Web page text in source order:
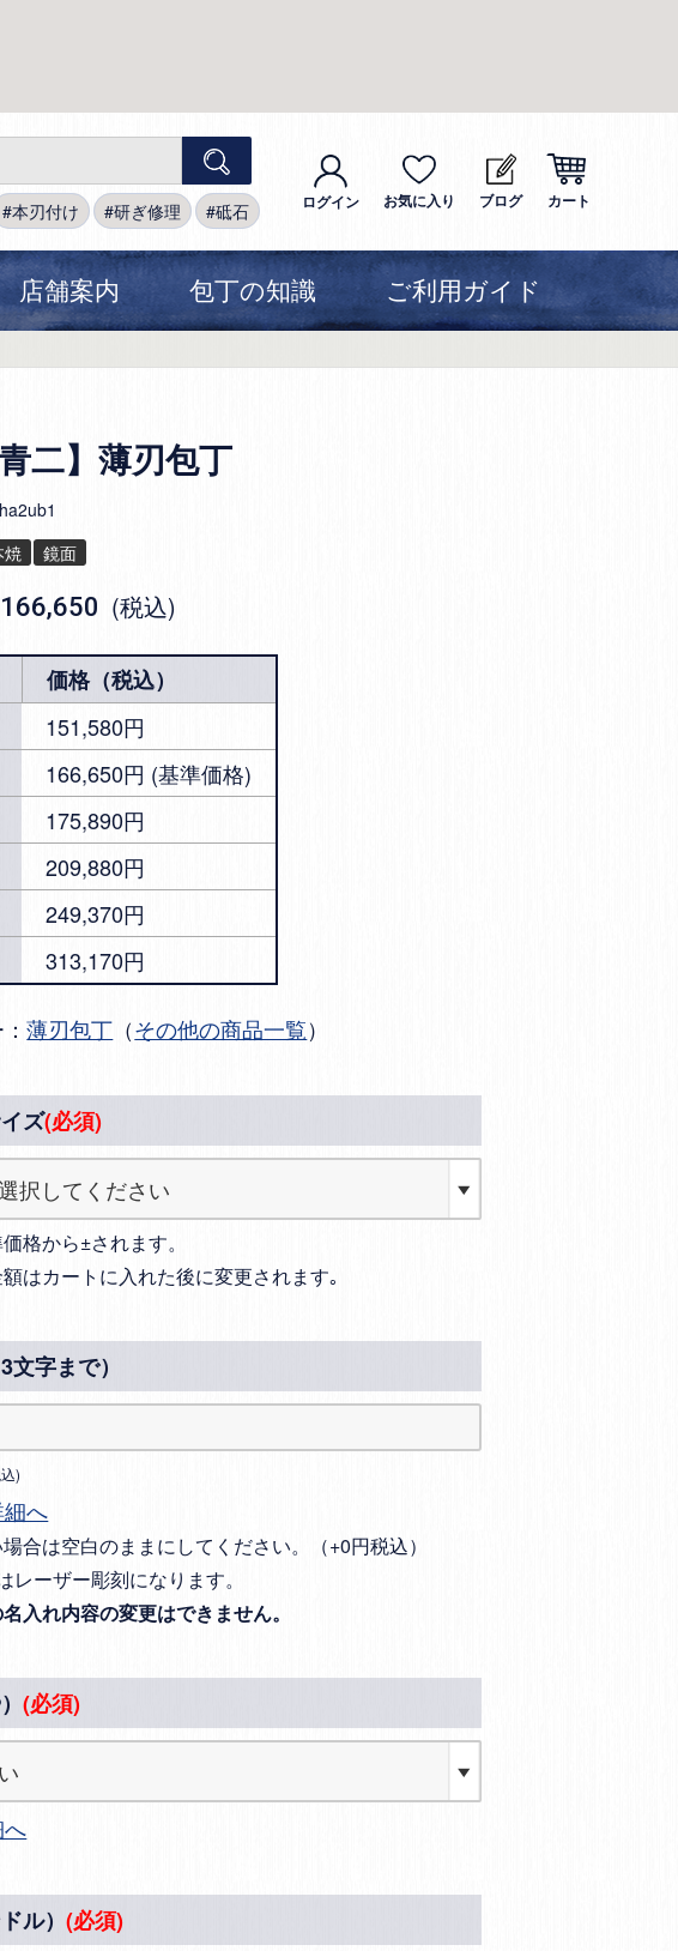
本刃付け 研ぎ修理 砥石 ログイン お気に入り ブログ カート
店舗案内 包丁の知識 ご利用ガイド
青二】薄刃包丁
焼 鏡面
166,650 税込
価格（税込）
151,580円
166,650円 (基準価格)
175,890円
209,880円
249,370円
313,170円
薄刃包丁 （その他の商品一覧）
ズ(必須)
格から±されます。
はカートに入れた後に変更されます｡
字まで）
へ
合は空白のままにしてください。（+0円税込）
レーザー彫刻になります。
入れ内容の変更はできません。
(必須)
ル）(必須)